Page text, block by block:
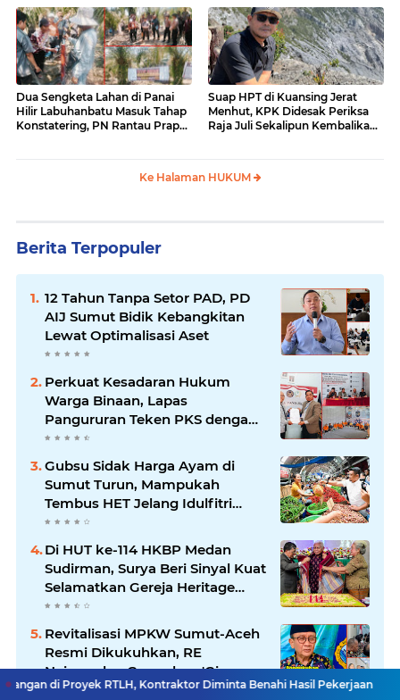
Dua Sengketa Lahan di Panai
Hilir Labuhanbatu Masuk Tahap
Konstatering, PN Rantau Prapat
Suap HPT di Kuansing Jerat
Menhut, KPK Didesak Periksa
Raja Juli Sekalipun Kembalikan
Ke Halaman HUKUM
Berita Terpopuler
12 Tahun Tanpa Setor PAD, PD
AIJ Sumut Bidik Kebangkitan
Lewat Optimalisasi Aset
Perkuat Kesadaran Hukum
Warga Binaan, Lapas
Pangururan Teken PKS dengan
LBH Robert Imbang Tamba
Gubsu Sidak Harga Ayam di
Sumut Turun, Mampukah
Tembus HET Jelang Idulfitri
2026?
Di HUT ke-114 HKBP Medan
Sudirman, Surya Beri Sinyal Kuat
Selamatkan Gereja Heritage
Bersejarah
Revitalisasi MPKW Sumut-Aceh
Resmi Dikukuhkan, RE
Nainggolan Gaungkan 'Give and
Take'
RTLH, Kontraktor Diminta Benahi Hasil Pekerjaan Swangro